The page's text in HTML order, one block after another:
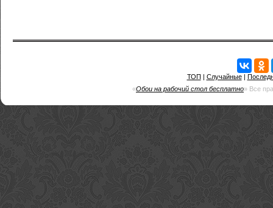
ТОП | Случайные|
«Обои на рабочий стол бесплатно» Все